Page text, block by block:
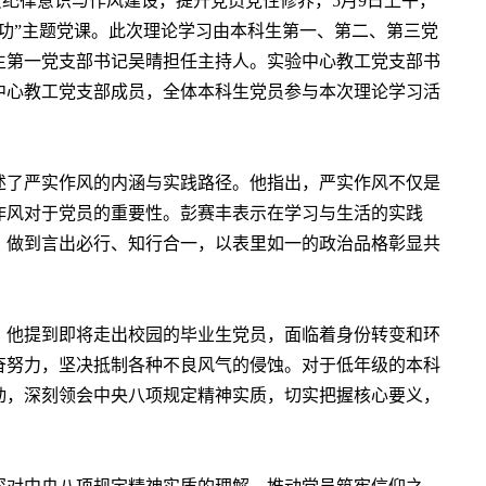
主题党课。此次理论学习由本科生第一、第二、第三党
一党支部书记吴晴担任主持人。实验中心教工党支部书
教工党支部成员，全体本科生党员参与本次理论学习活
严实作风的内涵与实践路径。他指出，严实作风不仅是
对于党员的重要性。彭赛丰表示在学习与生活的实践
到言出必行、知行合一，以表里如一的政治品格彰显共
提到即将走出校园的毕业生党员，面临着身份转变和环
力，坚决抵制各种不良风气的侵蚀。对于低年级的本科
深刻领会中央八项规定精神实质，切实把握核心要义，